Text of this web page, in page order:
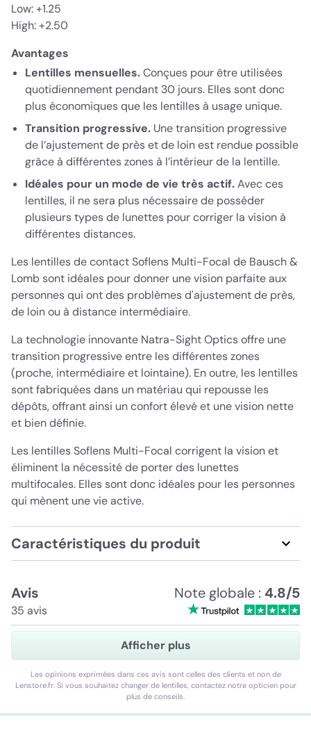
Low: +1.25
High: +2.50
Avantages
Lentilles mensuelles.Conçues pour être utilisées
quotidiennement pendant 30 jours. Elles sont donc
plus économiques que les lentilles à usage unique.
Transition progressive. Une transition progressive
de l’ajustement de près et de loin est rendue possible
grâce à différentes zones à l’intérieur de la lentille.
Idéales pour un mode de vie très actif.Avec ces
lentilles, il ne sera plus nécessaire de posséder
plusieurs types de lunettes pour corriger la vision à
différentes distances.
Les lentilles de contact Soflens Multi-Focal de Bausch &
Lomb sont idéales pour donner une vision parfaite aux
personnes qui ont des problèmes d'ajustement de près,
de loin ou à distance intermédiaire.
La technologie innovante Natra-Sight Optics offre une
transition progressive entre les différentes zones
(proche, intermédiaire et lointaine). En outre, les lentilles
sont fabriquées dans un matériau qui repousse les
dépôts, offrant ainsi un confort élevé et une vision nette
et bien définie.
Les lentilles Soflens Multi-Focal corrigent la vision et
éliminent la nécessité de porter des lunettes
multifocales. Elles sont donc idéales pour les personnes
qui mènent une vie active.
Caractéristiques du produit
Avis
35 avis
Note globale : 4.8/5
Afficher plus
Les opinions exprimées dans ces avis sont celles des clients et non de
Lenstore.fr. Si vous souhaitez changer de lentilles, contactez notre opticien pour
plus de conseils.